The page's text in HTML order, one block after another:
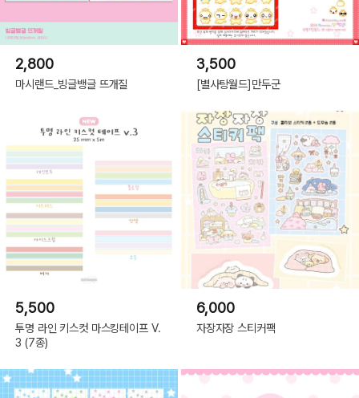
2,800
마시랜드_빙글뱅글 뜨개질
3,500
[별사탕월드]만두군
5,500
투명 라인 키스컷 마스킹테이프 V.
3 (7종)
6,000
자장자장 스티커팩